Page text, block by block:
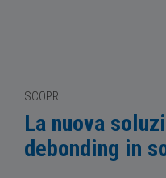
SCOPRI
La nuova
debonding in